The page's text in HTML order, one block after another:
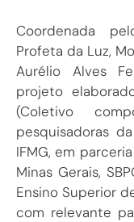
Coordenada
Profeta da Luz,
Aurélio Alves
projeto
(Coletivo
pesquisadoras
IFMG, em
Minas Gerais,
Ensino Superior
com relevante